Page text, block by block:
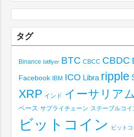
タグ
Binance bitflyer BTC CBCC CBDC
Facebook IBM ICO Libra ripple
XRP インド イーサリアム
ベース サプライチェーン ステーブルコイ
ビットコイン ビット